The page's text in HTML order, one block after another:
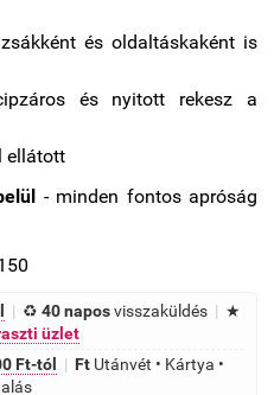
és oldaltáskaként is
és nyitott rekesz a
ellátott
- minden fontos apróság
| ♻ 40 naposvisszaküldés | ★
üzlet
Ft-tól | FtUtánvét • Kártya •